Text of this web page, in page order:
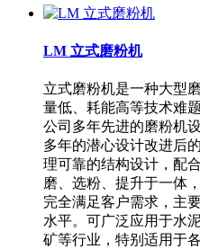
LM 立式磨粉机
立式磨粉机是一种大型
量低、耗能高等技术难
公司多年先进的磨粉机
多年的潜心设计改进后
理可靠的结构设计，配
磨、选粉、提升于一体
完全满足客户需求，主
水平。可广泛应用于水
矿等行业，特别适用于